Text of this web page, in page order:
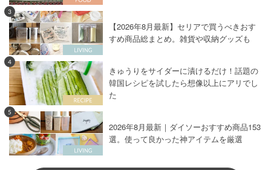
3
【2026年8月最新】セリアで買うべきおす
すめ商品総まとめ。雑貨や収納グッズも
4
きゅうりをサイダーに漬けるだけ！話題の
韓国レシピを試したら想像以上にアリでし
た
5
2026年8月最新｜ダイソーおすすめ商品153
選。使って良かった神アイテムを厳選